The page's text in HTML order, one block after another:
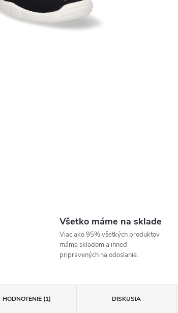
Všetko máme na sklade
Viac ako 95% všetkých produktov
máme skladom a ihneď
pripravených na odoslanie.
HODNOTENIE (1) DISKUSIA